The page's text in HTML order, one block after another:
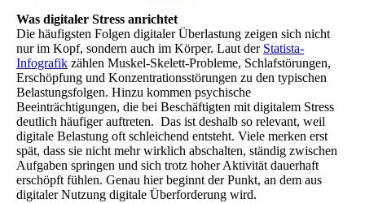
Was digitaler Stress anrichtet
Die häufigsten Folgen digitaler Überlastung zeigen sich nicht
nur im Kopf, sondern auch im Körper. Laut der Statista-
Infografik zählen Muskel-Skelett-Probleme, Schlafstörungen,
Erschöpfung und Konzentrationsstörungen zu den typischen
Belastungsfolgen. Hinzu kommen psychische
Beeinträchtigungen, die bei Beschäftigten mit digitalem Stress
deutlich häufiger auftreten. Das ist deshalb so relevant, weil
digitale Belastung oft schleichend entsteht. Viele merken erst
spät, dass sie nicht mehr wirklich abschalten, ständig zwischen
Aufgaben springen und sich trotz hoher Aktivität dauerhaft
erschöpft fühlen. Genau hier beginnt der Punkt, an dem aus
digitaler Nutzung digitale Überforderung wird.